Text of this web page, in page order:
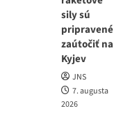
sily sú
pripravené
zaútočiť na
Kyjev
JNS
7. augusta
2026